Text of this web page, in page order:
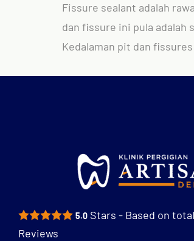
Fissure sealant adalah
dan fissure ini pula
Kedalaman pit dan
5.0 Stars - Based on total
Reviews